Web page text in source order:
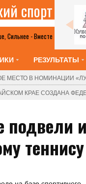
Сильнее - Вместе
спорт
РЕЗУЛЬТАТЫ
МЕСТО В НОМИНАЦИИ
КРАЕ СОЗДАНА